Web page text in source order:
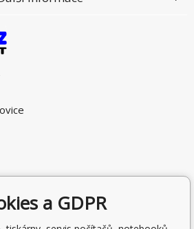
a GDPR